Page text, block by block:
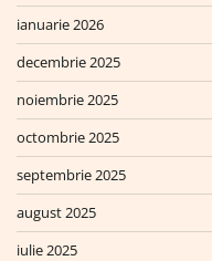
ianuarie 2026
decembrie 2025
noiembrie 2025
octombrie 2025
septembrie 2025
august 2025
iulie 2025